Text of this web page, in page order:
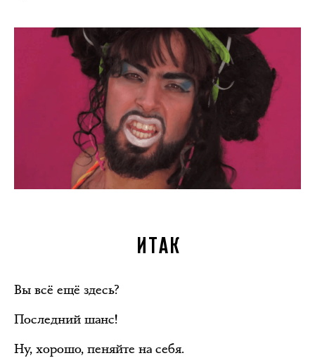
ИТАК
Вы всё ещё здесь?
Последний шанс!
Ну, хорошо, пеняйте на себя.